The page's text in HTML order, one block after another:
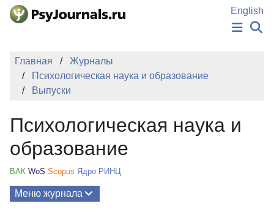
Перейти к основному содержанию
English
НОВОСТИ
ИЗДАНИЯ
АВТОРЫ
КЛЮЧЕВЫЕ СЛОВА
Главная
Журналы
Психологическая наука и образование
Выпуски
Психологическая наука и
образование
ВАК WoS Scopus Ядро РИНЦ
Меню журнала